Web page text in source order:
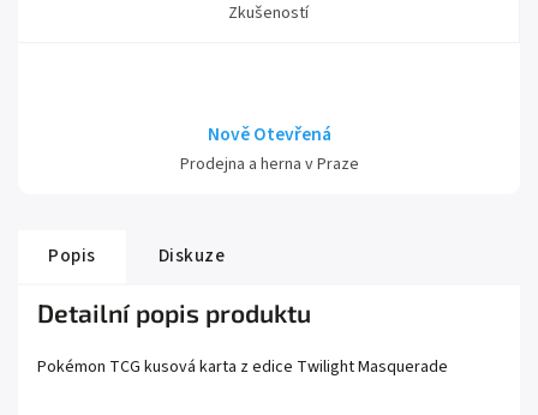
Zkušeností
Nově Otevřená
Prodejna a herna v Praze
Popis Diskuze
Detailní popis produktu
Pokémon TCG kusová karta z edice Twilight Masquerade